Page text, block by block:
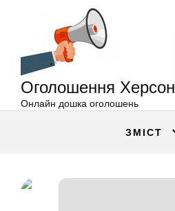
Оголошення Херсон
Онлайн дошка оголошень
ЗМІСТ